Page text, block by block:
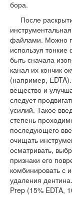
бора.
После
файлами. Можно
используя
быть сначала
канал их кончик
(например,
вещество и
следует
усилий. Такое
степень
последующего
очищать
осматривать,
признаки его
комбинировать с
удаления
Prep (15% EDTA,